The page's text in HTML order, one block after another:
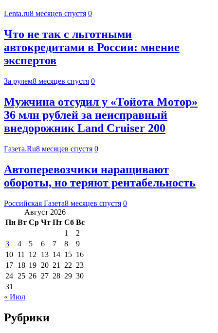
Lenta.ru8 месяцев спустя 0
Что не так с льготными
автокредитами в России: мнение
экспертов
За рулем8 месяцев спустя 0
Мужчина отсудил у «Тойота Мотор»
36 млн рублей за неисправный
внедорожник Land Cruiser 200
Газета.Ru8 месяцев спустя 0
Автоперевозчики наращивают
обороты, но теряют рентабельность
Российская Газета8 месяцев спустя 0
Август 2026
Пн Вт Ср Чт Пт Сб Вс
1
2
3
4 5 6 7 8
9
10 11 12 13 14 15 16
17 18 19 20 21 22 23
24 25 26 27 28 29 30
31
« Июл
Рубрики